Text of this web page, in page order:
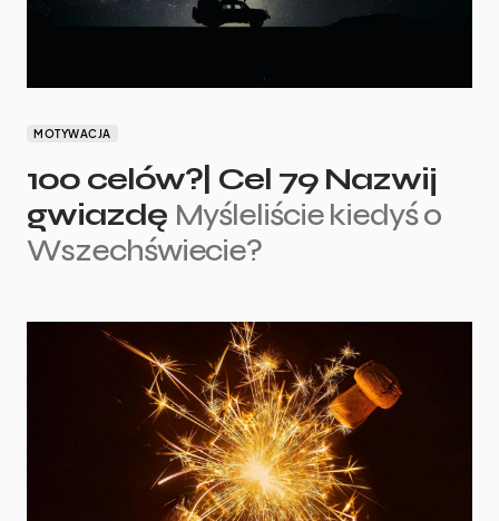
MOTYWACJA
100 celów?| Cel 79 Nazwij
gwiazdę Myśleliście kiedyś o
Wszechświecie?